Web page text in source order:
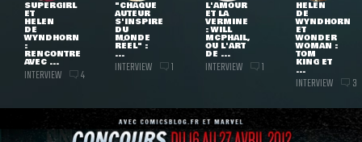
SUPERGIRL
ET
HELEN
DE
WYNDHORN
:
RENCONTRE
AVEC ...
INTERVIEW 4
"CHAQUE
AUTEUR
S'INSPIRE
DU
MONDE
RÉEL" :
...
INTERVIEW 1
L'AMOUR
ET LA
VERMINE
: WILL
MCPHAIL,
OU L'ART
DE ...
INTERVIEW 1
HELEN
DE
WYNDHORN
ET
WONDER
WOMAN :
TOM
KING ET
...
INTERVIEW 3